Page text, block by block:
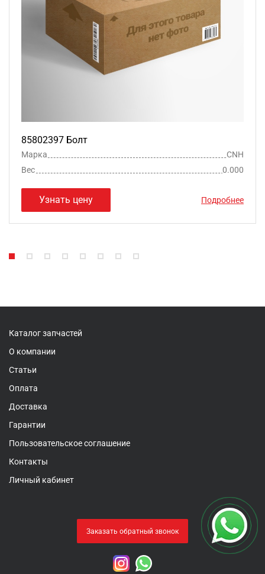
85802397 Болт
Марка
CNH
Вес
0.000
Узнать цену Подробнее
Каталог запчастей
О компании
Статьи
Оплата
Доставка
Гарантии
Пользовательское соглашение
Контакты
Личный кабинет
Заказать обратный звонок